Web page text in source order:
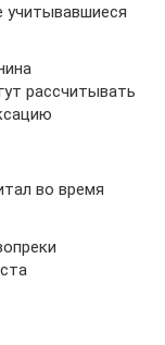
учитывавшиеся
рассчитывать
во время